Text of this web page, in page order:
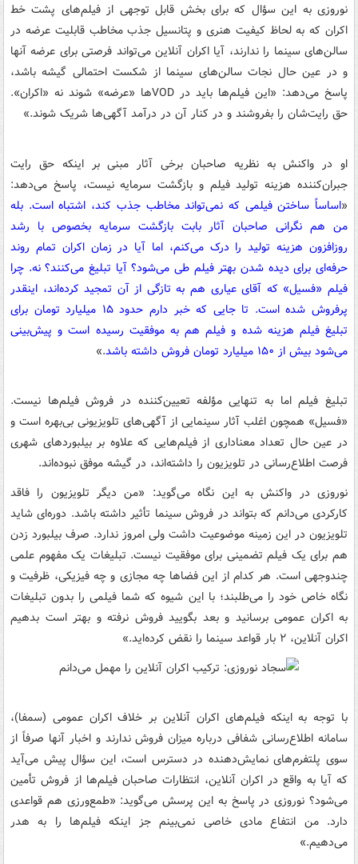
نوروزی به این سؤال که برای بخش قابل توجهی از فیلم‌های پشت خط
اکران که به لحاظ کیفیت هنری و پتانسیل جذب مخاطب قابلیت عرضه در
سالن‌های سینما را ندارند، آیا اکران آنلاین می‌تواند فرصتی برای عرضه آنها
و در عین حال نجات سالن‌های سینما از شکست احتمالی گیشه باشد،
پاسخ می‌دهد: «این فیلم‌ها باید در VOD‌ها «عرضه» شوند نه «اکران».
حق رایت‌شان را بفروشند و در کنار آن در درآمد آگهی‌ها شریک شوند.»
او در واکنش به نظریه صاحبان برخی آثار مبنی بر اینکه حق رایت
جبران‌کننده هزینه تولید فیلم و بازگشت سرمایه نیست، پاسخ می‌دهد:
«اساساً ساختن فیلمی که نمی‌تواند مخاطب جذب کند، اشتباه است. بله
من هم نگرانی صاحبان آثار بابت بازگشت سرمایه بخصوص با رشد
روزافزون هزینه تولید را درک می‌کنم، اما آیا در زمان اکران تمام روند
حرفه‌ای برای دیده شدن بهتر فیلم طی می‌شود؟ آیا تبلیغ می‌کنند؟ نه. چرا
فیلم «فسیل» که آقای عیاری هم به تازگی از آن تمجید کرده‌اند، اینقدر
پرفروش شده است. تا جایی که خبر دارم حدود ۱۵ میلیارد تومان برای
تبلیغ فیلم هزینه شده و فیلم هم به موفقیت رسیده است و پیش‌بینی
می‌شود بیش از ۱۵۰ میلیارد تومان فروش داشته باشد
.»
تبلیغ فیلم اما به تنهایی مؤلفه تعیین‌کننده در فروش فیلم‌ها نیست.
«فسیل» همچون اغلب آثار سینمایی از آگهی‌های تلویزیونی بی‌بهره است و
در عین حال تعداد معناداری از فیلم‌هایی که علاوه بر بیلبوردهای شهری
فرصت اطلاع‌رسانی در تلویزیون را داشته‌اند، در گیشه موفق نبوده‌اند.
نوروزی در واکنش به این نگاه می‌‎گوید: «من دیگر تلویزیون را فاقد
کارکردی می‌دانم که بتواند در فروش سینما تأثیر داشته باشد. دوره‌ای شاید
تلویزیون در این زمینه موضوعیت داشت ولی امروز ندارد. صرف بیلبورد زدن
هم برای یک فیلم تضمینی برای موفقیت نیست. تبلیغات یک مفهوم علمی
چندوجهی است. هر کدام از این فضاها چه مجازی و چه فیزیکی، ظرفیت و
نگاه خاص خود را می‌طلبند؛ با این شیوه که شما فیلمی را بدون تبلیغات
به اکران عمومی برسانید و بعد بگویید فروش نرفته و بهتر است بدهیم
اکران آنلاین، ۲ بار قواعد سینما را نقض کرده‌اید.»
با توجه به اینکه فیلم‌های اکران آنلاین بر خلاف اکران عمومی (سمفا)،
سامانه اطلاع‌رسانی شفافی درباره میزان فروش ندارند و اخبار آنها صرفاً از
سوی پلتفرم‌های نمایش‌دهنده در دسترس است، این سؤال پیش می‌آید
که آیا به واقع در اکران آنلاین، انتظارات صاحبان فیلم‌ها از فروش تأمین
می‌شود؟ نوروزی در پاسخ به این پرسش می‌گوید: «طمع‌ورزی هم قواعدی
دارد. من انتفاع مادی خاصی نمی‌بینم جز اینکه فیلم‌ها را به هدر
می‌دهیم.»